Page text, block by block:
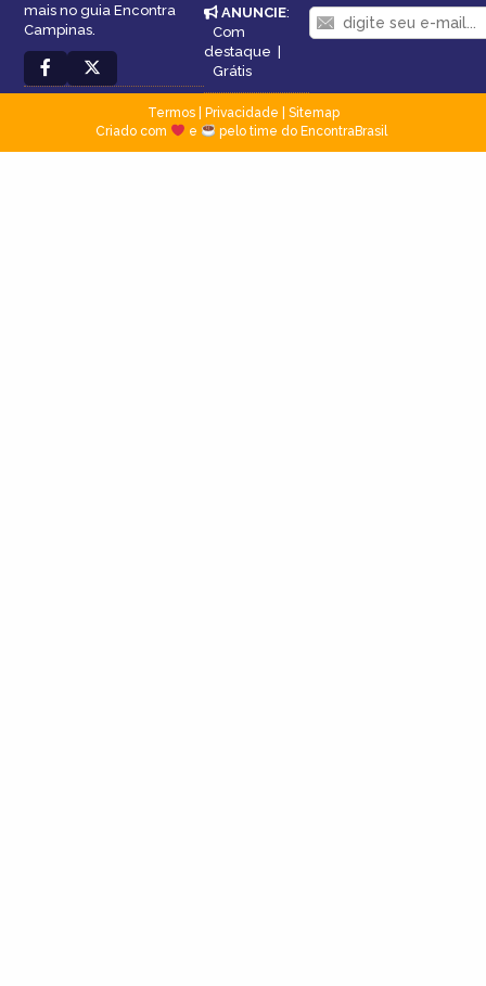
mais no guia Encontra
Campinas.
ANUNCIE:
Com
destaque |
Grátis
Termos| Privacidade
Sitemap
Criado com
e pelo time do EncontraBrasil